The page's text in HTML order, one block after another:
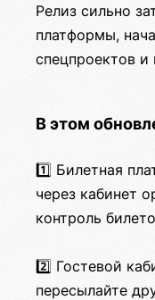
Релиз сильно
платформы,
спецпроектов
В этом
1️⃣ Билетная
через кабинет
контроль
2️⃣ Гостевой
пересылайте